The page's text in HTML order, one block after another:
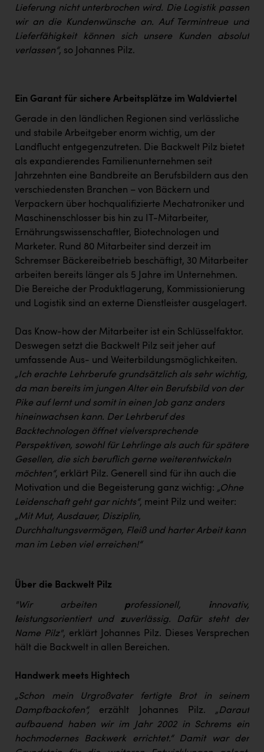
Lieferung nicht unterbrochen wird. Die Logistik passen
wir an die Kundenwünsche an. Auf Termintreue und
Lieferfähigkeit können sich unsere Kunden absolut
verlassen“, so Johannes Pilz.
Ein Garant für sichere Arbeitsplätze im Waldviertel
Gerade in den ländlichen Regionen sind verlässliche
und stabile Arbeitgeber enorm wichtig, um der
Landflucht entgegenzutreten. Die Backwelt Pilz bietet
als expandierendes Familienunternehmen seit
Jahrzehnten eine Bandbreite an Berufsbildern aus den
verschiedensten Branchen – von Bäckern und
Verpackern über hochqualifizierte Mechatroniker und
Maschinenschlosser bis hin zu IT-Mitarbeiter,
Ernährungswissenschaftler, Biotechnologen und
Marketer. Rund 80 Mitarbeiter sind derzeit im
Schremser Bäckereibetrieb beschäftigt, 30 Mitarbeiter
arbeiten bereits länger als 5 Jahre im Unternehmen.
Die Bereiche der Produktlagerung, Kommissionierung
und Logistik sind an externe Dienstleister ausgelagert.
Das Know-how der Mitarbeiter ist ein Schlüsselfaktor.
Deswegen setzt die Backwelt Pilz seit jeher auf
umfassende Aus- und Weiterbildungsmöglichkeiten.
„Ich erachte Lehrberufe grundsätzlich als sehr wichtig,
da man bereits im jungen Alter ein Berufsbild von der
Pike auf lernt und somit in einen Job ganz anders
hineinwachsen kann. Der Lehrberuf des
Backtechnologen öffnet vielversprechende
Perspektiven, sowohl für Lehrlinge als auch für spätere
Gesellen, die sich beruflich gerne weiterentwickeln
möchten“, erklärt Pilz. Generell sind für ihn auch die
Motivation und die Begeisterung ganz wichtig: „Ohne
Leidenschaft geht gar nichts“, meint Pilz und weiter:
„Mit Mut, Ausdauer, Disziplin,
Durchhaltungsvermögen, Fleiß und harter Arbeit kann
man im Leben viel erreichen!“
Über die Backwelt Pilz
"Wir arbeiten professionell, innovativ,
leistungsorientiert und zuverlässig. Dafür steht der
Name Pilz", erklärt Johannes Pilz. Dieses Versprechen
hält die Backwelt in allen Bereichen.
Handwerk meets Hightech
„Schon mein Urgroßvater fertigte Brot in seinem
Dampfbackofen“, erzählt Johannes Pilz. „Darauf
aufbauend haben wir im Jahr 2002 in Schrems ein
hochmodernes Backwerk errichtet.“ Damit war der